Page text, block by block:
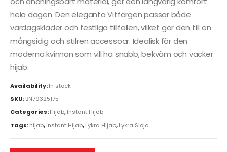
hela dagen. Den eleganta Vitfärgen passar både
vardagskläder och festliga tillfällen, vilket gör den till en
mångsidig och stilren accessoar. Idealisk för den
moderna kvinnan som vill ha snabb, bekväm och vacker
hijab.
Availability:In stock
SKU:BN79325175
Categories:Hijab,Instant Hijab
Tags:hijab,Instant Hijab,Lykra Hijab,Lykra Slöja